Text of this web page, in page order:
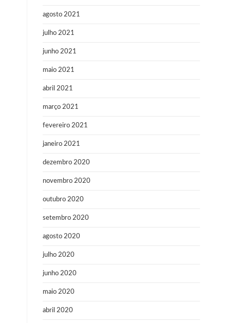
agosto 2021
julho 2021
junho 2021
maio 2021
abril 2021
março 2021
fevereiro 2021
janeiro 2021
dezembro 2020
novembro 2020
outubro 2020
setembro 2020
agosto 2020
julho 2020
junho 2020
maio 2020
abril 2020